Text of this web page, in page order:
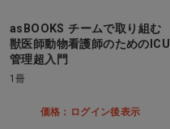
asBOOKS チームで取り組む
獣医師動物看護師のためのICU
管理超入門
1冊
価格：ログイン後表示